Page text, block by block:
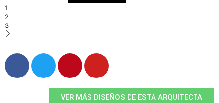
1
2
3
VER MÁS DISEÑOS DE ESTA ARQUITECTA